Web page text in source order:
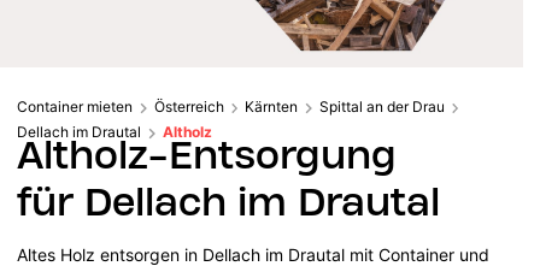
Container mieten Österreich Kärnten
Spittal an der Drau
Dellach im Drautal
Altholz
Altholz-Entsorgung
für Dellach im Drautal
Altes Holz entsorgen in Dellach im Drautal mit Container und